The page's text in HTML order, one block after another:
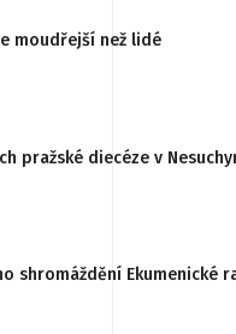
moudřejší než lidé
pražské diecéze v
shromáždění